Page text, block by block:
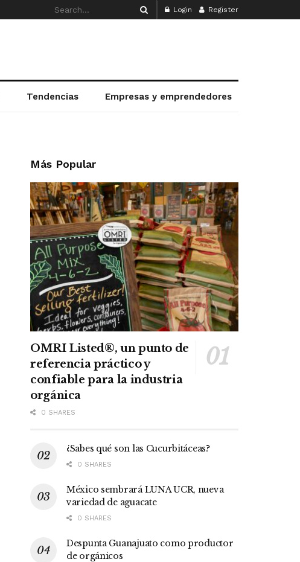
Login Register
Tendencias Empresas y emprendedores
Más Popular
OMRI Listed®, un punto de
referencia práctico y
confiable para la industria
orgánica
0 SHARES
¿Sabes qué son las Cucurbitáceas?
0 SHARES
México sembrará LUNA UCR, nueva
variedad de aguacate
0 SHARES
Despunta Guanajuato como productor
de orgánicos